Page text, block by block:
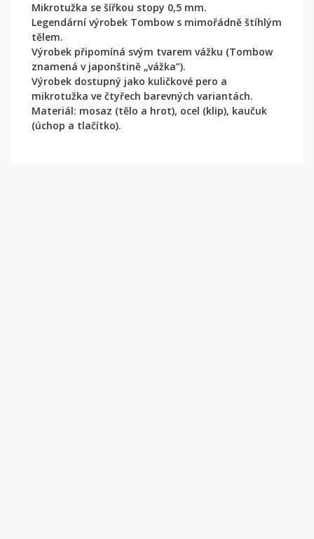
Mikrotužka se šířkou stopy 0,5 mm.
Legendární výrobek Tombow s mimořádně štíhlým
tělem.
Výrobek připomíná svým tvarem vážku (Tombow
znamená v japonštině „vážka”).
Výrobek dostupný jako kuličkové pero a
mikrotužka ve čtyřech barevných variantách.
Materiál: mosaz (tělo a hrot), ocel (klip), kaučuk
(úchop a tlačítko).